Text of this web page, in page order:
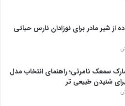
از شیر مادر برای نوزادان نارس حیاتی
سمعک نامرئی؛ راهنمای انتخاب مدل
شنیدن طبیعی تر